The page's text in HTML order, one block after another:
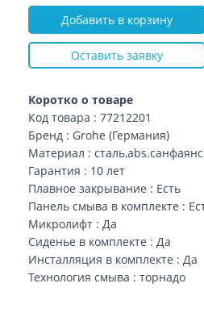
Коротко о товаре
Код товара : 77212201
Бренд : Grohe (Германия)
Материал : сталь,abs.санфаянс
Гарантия : 10 лет
Плавное закрывание : Есть
Панель смыва в комплекте :
Микролифт : Да
Сиденье в комплекте : Да
Инсталляция в комплекте : Да
Технология смыва : торнадо
Добавить в корзину
Оставить заявку